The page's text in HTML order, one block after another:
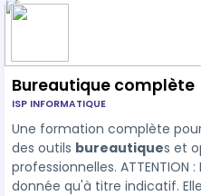
Bureautique complète
ISP INFORMATIQUE
Une formation complète
des outils bureautiques et
professionnelles. ATTENTION : La durée n'est
donnée qu'à titre indicatif.